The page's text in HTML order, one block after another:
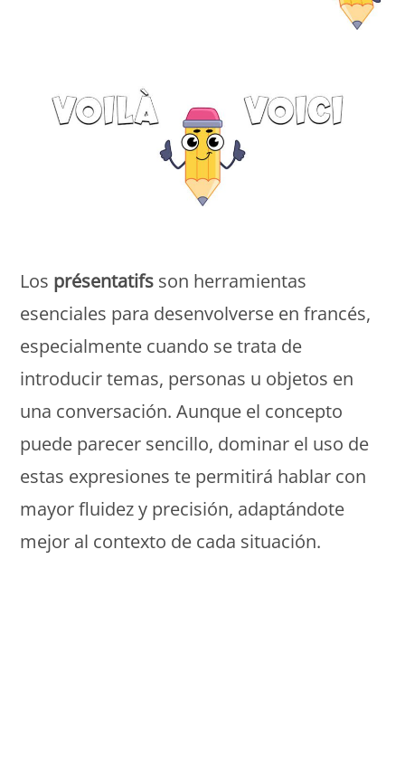
Los présentatifs son herramientas
esenciales para desenvolverse en francés,
especialmente cuando se trata de
introducir temas, personas u objetos en
una conversación. Aunque el concepto
puede parecer sencillo, dominar el uso de
estas expresiones te permitirá hablar con
mayor fluidez y precisión, adaptándote
mejor al contexto de cada situación.